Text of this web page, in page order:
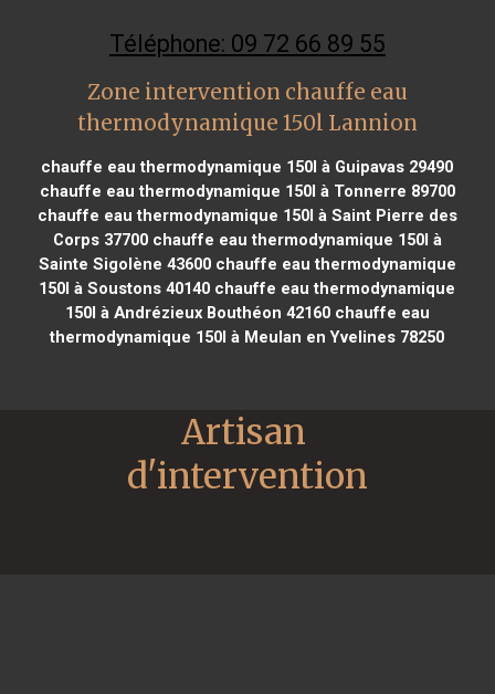
Téléphone: 09 72 66 89 55
Zone intervention chauffe eau
thermodynamique 150l Lannion
chauffe eau thermodynamique 150l à Guipavas 29490
chauffe eau thermodynamique 150l à Tonnerre 89700
chauffe eau thermodynamique 150l à Saint Pierre des
Corps 37700chauffe eau thermodynamique 150l à
Sainte Sigolène 43600chauffe eau thermodynamique
150l à Soustons 40140 chauffe eau thermodynamique
150l à Andrézieux Bouthéon 42160chauffe eau
thermodynamique 150l à Meulan en Yvelines 78250
Artisan
d'intervention